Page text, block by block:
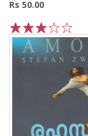
Rs 50.00
5
4
3
2
1